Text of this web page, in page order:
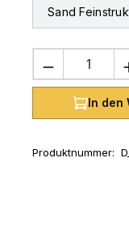
Sand
Produkt
In den
Produktnummer: